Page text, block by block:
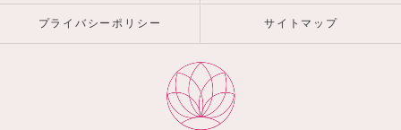
プライバシーポリシー サイトマップ